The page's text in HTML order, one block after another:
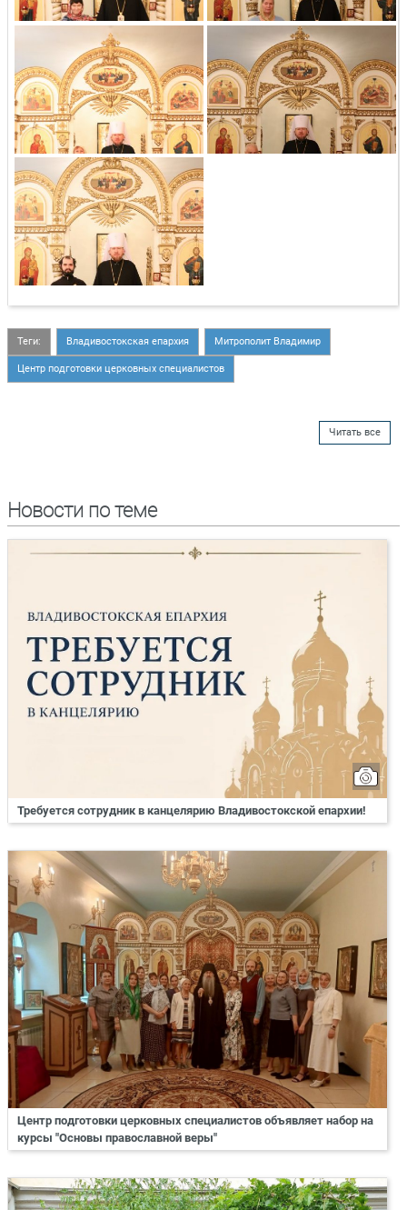
Теги: Владивостокская епархия Митрополит Владимир
Центр подготовки церковных специалистов
Читать все
Новости по теме
Требуется сотрудник в канцелярию Владивостокской епархии!
Центр подготовки церковных специалистов объявляет набор на
курсы "Основы православной веры"